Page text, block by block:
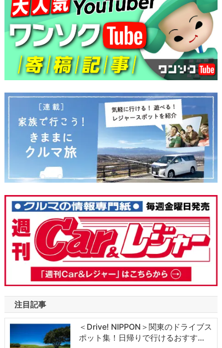
注目記事
＜Drive! NIPPON＞関東のドライブス
ポット集！日帰りで行けるおすす…